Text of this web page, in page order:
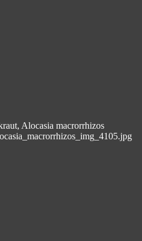
Alocasia macrorrhizos